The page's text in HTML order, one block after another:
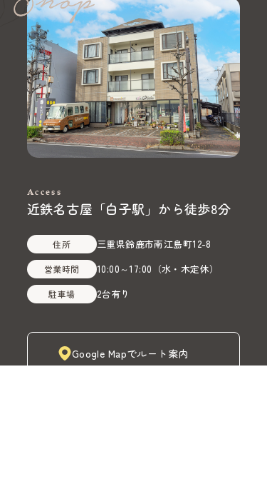
Access
近鉄名古屋「白子駅」から徒歩8分
住所 三重県鈴鹿市南江島町12-8
営業時間 10:00～17:00 （水・木定休）
駐車場 2台有り
Google Mapでルート案内